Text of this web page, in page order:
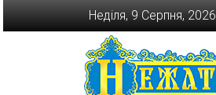
Неділя, 9 Серпня, 2026